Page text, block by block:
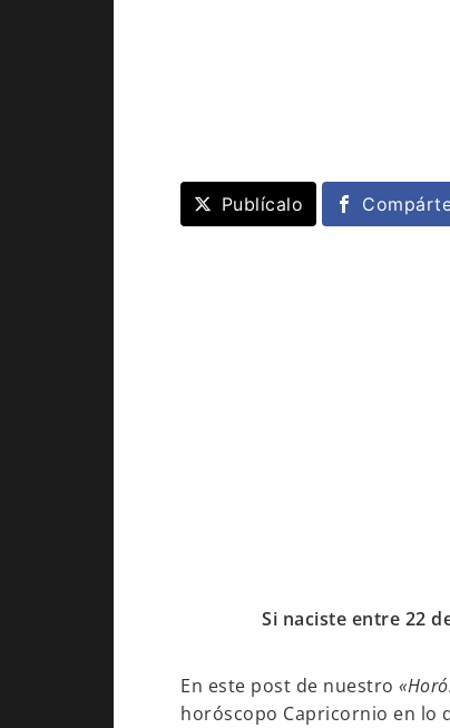
Publícalo
Si naciste entre 22
En este post de nuestro
horóscopo Capricornio en lo